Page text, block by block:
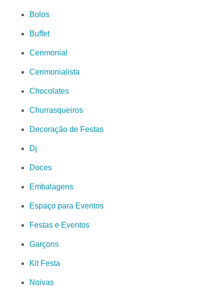
Bolos
Buffet
Cerimonial
Cerimonialista
Chocolates
Churrasqueiros
Decoração de Festas
Dj
Doces
Embalagens
Espaço para Eventos
Festas e Eventos
Garçons
Kit Festa
Noivas